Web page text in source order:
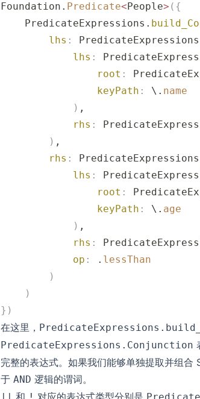
Foundation. Predicate<People> ({
    PredicateExpressions.
        lhs
:
            lhs
:
                root
:
                keyPath
: \. name
            )
,
            rhs
:
        )
,
        rhs
:
            lhs
:
                root
:
                keyPath
: \. age
            )
,
            rhs
:
            op
: . lessThan
        )
    )
})
在这里，
PredicateExpressions.Conjunction
完整的表达式。如果我们能够单独提取并组
于 AND 逻辑的谓词。
和 对应的表达式类型分别是